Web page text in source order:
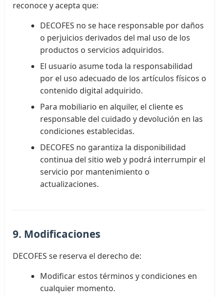
reconoce y acepta que:
DECOFES no se hace responsable por daños
o perjuicios derivados del mal uso de los
productos o servicios adquiridos.
El usuario asume toda la responsabilidad
por el uso adecuado de los artículos físicos o
contenido digital adquirido.
Para mobiliario en alquiler, el cliente es
responsable del cuidado y devolución en las
condiciones establecidas.
DECOFES no garantiza la disponibilidad
continua del sitio web y podrá interrumpir el
servicio por mantenimiento o
actualizaciones.
9. Modificaciones
DECOFES se reserva el derecho de:
Modificar estos términos y condiciones en
cualquier momento.